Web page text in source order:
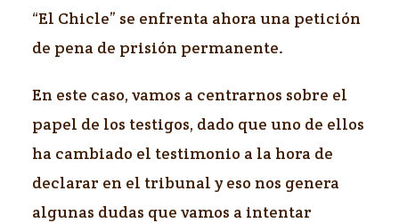
“El Chicle” se enfrenta ahora una petición
de pena de prisión permanente.
En este caso, vamos a centrarnos sobre el
papel de los testigos, dado que uno de ellos
ha cambiado el testimonio a la hora de
declarar en el tribunal y eso nos genera
algunas dudas que vamos a intentar